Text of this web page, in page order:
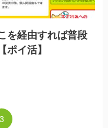
を経由すれば普段
ポイ活】
3